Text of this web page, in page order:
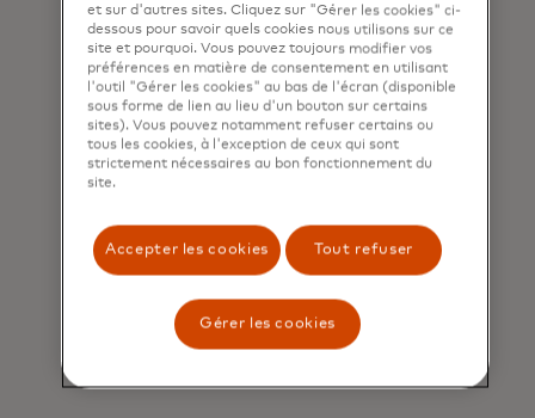
et sur d'autres sites. Cliquez sur "Gérer les cookies" ci-
dessous pour savoir quels cookies nous utilisons sur ce
site et pourquoi. Vous pouvez toujours modifier vos
préférences en matière de consentement en utilisant
l'outil "Gérer les cookies" au bas de l'écran (disponible
sous forme de lien au lieu d'un bouton sur certains
sites). Vous pouvez notamment refuser certains ou
tous les cookies, à l'exception de ceux qui sont
strictement nécessaires au bon fonctionnement du
site.
Accepter les cookies Tout refuser
Gérer les cookies